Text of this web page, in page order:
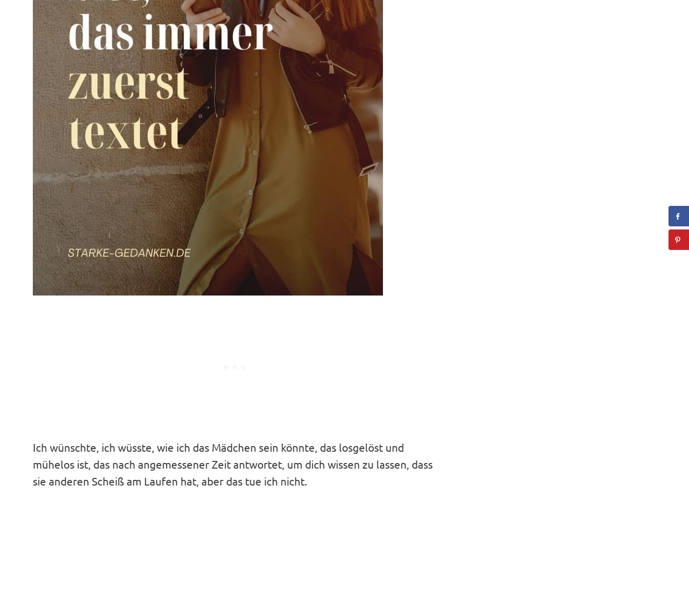
Ich wünschte, ich wüsste, wie ich das Mädchen sein könnte, das losgelöst und
mühelos ist, das nach angemessener Zeit antwortet, um dich wissen zu lassen, dass
sie anderen Scheiß am Laufen hat, aber das tue ich nicht.